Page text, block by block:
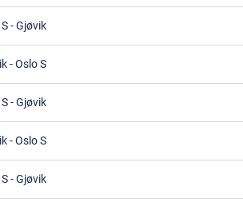
-Gjøvik
-Oslo S
-Gjøvik
-Oslo S
-Gjøvik